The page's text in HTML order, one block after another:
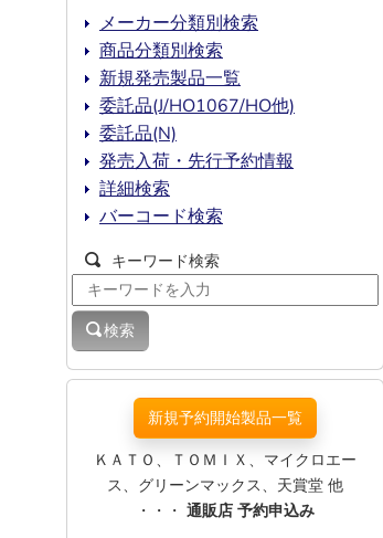
メーカー分類別検索
商品分類別検索
新規発売製品一覧
委託品(J/HO1067/HO他)
委託品(N)
発売入荷・先行予約情報
詳細検索
バーコード検索
キーワード検索
検索
新規予約開始製品一覧
ＫＡＴＯ、ＴＯＭＩＸ、マイクロエー
ス、グリーンマックス、天賞堂 他
・・・ 通販店 予約申込み